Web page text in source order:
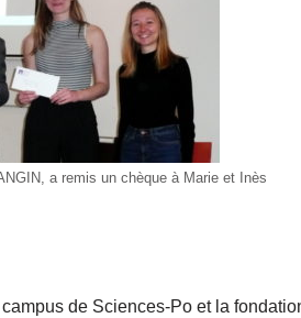
a remis un chèque à Marie et Inès
de Sciences-Po et la